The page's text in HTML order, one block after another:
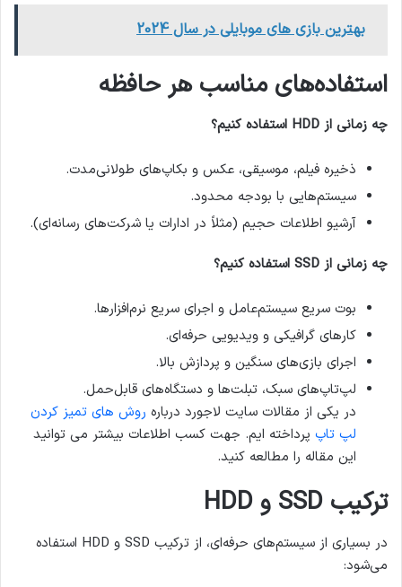
بهترین بازی های موبایلی در سال 2024
استفاده‌های مناسب هر حافظه
چه زمانی از استفاده کنیم؟
ذخیره فیلم، موسیقی، عکس و بکاپ‌های طولانی‌مدت.
سیستم‌هایی با بودجه محدود.
آرشیو اطلاعات حجیم (مثلاً در ادارات یا شرکت‌های رسانه‌ای).
چه زمانی از
استفاده کنیم؟
بوت سریع سیستم‌عامل و اجرای سریع نرم‌افزارها.
کارهای گرافیکی و ویدیویی حرفه‌ای.
اجرای بازی‌های سنگین و پردازش بالا.
لپ‌تاپ‌های سبک، تبلت‌ها و دستگاه‌های قابل‌حمل.
در یکی از مقالات سایت لاجورد درباره روش های تمیز کردن
لپ تاپ پرداخته ایم. جهت کسب اطلاعات بیشتر می توانید
این مقاله را مطالعه کنید.
ترکیب و
در بسیاری از سیستم‌های حرفه‌ای، از ترکیب SSD و HDD استفاده
می‌شود: